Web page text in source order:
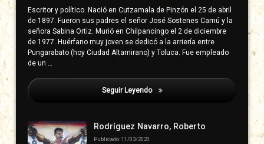
Escritor y político. Nació en Cutzamala de Pinzón el 25 de abril
de 1897. Fueron sus padres el señor José Sostenes Camú y la
señora Sabina Ortiz. Murió en Chilpancingo el 2 de diciembre
de 1977. Huérfano muy joven se dedicó a la arriería entre
Pungarabato (hoy Ciudad Altamirano) y Toluca. Fue empleado
de un …
Seguir Leyendo Salmerón Acevedo, Jesús
Rodríguez Navarro, Roberto
Publicado: 11/03/2020